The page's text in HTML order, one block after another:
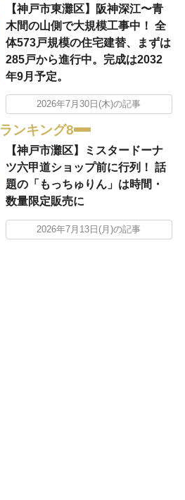
【神戸市東灘区】阪神深江〜青
木間の山側で大規模工事中！ 全
体573戸規模の住宅建替、まずは
285戸から進行中。完成は2032
年9月予定。
2026年7月30日(木)の記事
ランキング8
【神戸市灘区】ミスタードーナ
ツ六甲道ショップ前に行列！ 話
題の「もっちゅりん」は時間・
数量限定販売に
2026年7月13日(月)の記事